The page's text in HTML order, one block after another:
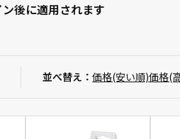
後に適用されます
並べ替え：価格(安い順)価格(